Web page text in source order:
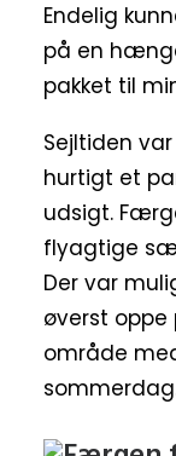
Endelig
på en
pakket til
Sejltiden
hurtigt et
udsigt.
flyagtige
Der var
øverst
område